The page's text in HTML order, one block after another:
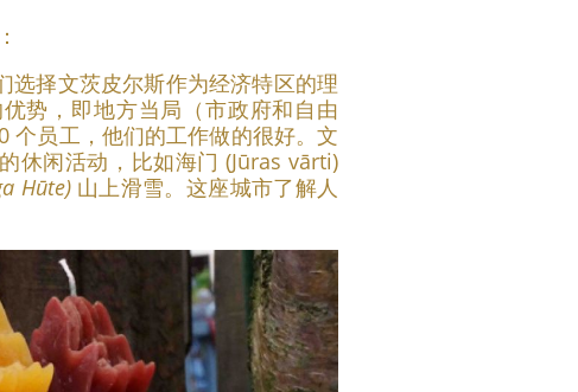
择文茨皮尔斯作为经济特区的理
势，即地方当局（市政府和自由
个员工，他们的工作做的很好。文
休闲活动，比如海门 (Jūras vārti)
Hūte)山上滑雪。这座城市了解人